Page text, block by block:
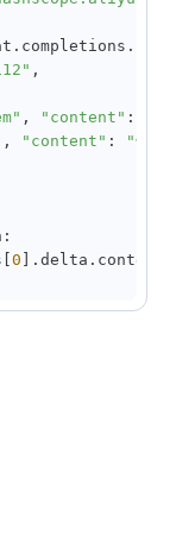
. completions .
,
, "content" :
, "content" :
"你是
:
0 . delta . content